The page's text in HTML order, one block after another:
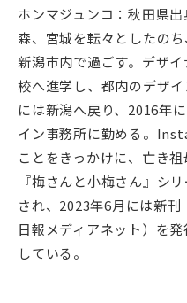
ホンマジュンコ：秋田県
森、宮城を転々としたの
新潟市内で過ごす。デザ
校へ進学し、都内のデザ
には新潟へ戻り、2016年
イン事務所に勤める。
ことをきっかけに、亡き
『梅さんと小梅さん』シ
され、2023年6月には新
日報メディアネット）を
している。